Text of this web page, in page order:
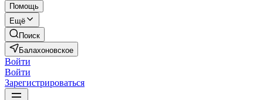
Помощь
Ещё
Поиск
Балахоновское
Войти
Войти
Зарегистрироваться